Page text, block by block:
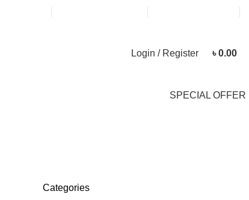
Login / Register ৳0.00
SPECIAL OFFER
Categories